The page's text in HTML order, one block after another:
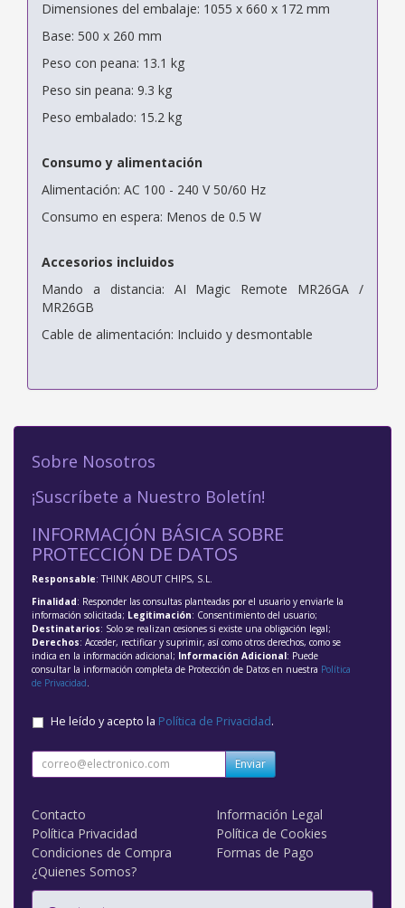
Dimensiones del embalaje: 1055 x 660 x 172 mm
Base: 500 x 260 mm
Peso con peana: 13.1 kg
Peso sin peana: 9.3 kg
Peso embalado: 15.2 kg
Consumo y alimentación
Alimentación: AC 100 - 240 V 50/60 Hz
Consumo en espera: Menos de 0.5 W
Accesorios incluidos
Mando a distancia: AI Magic Remote MR26GA /
MR26GB
Cable de alimentación: Incluido y desmontable
Sobre Nosotros
¡Suscríbete a Nuestro Boletín!
INFORMACIÓN BÁSICA SOBRE
PROTECCIÓN DE DATOS
Responsable: THINK ABOUT CHIPS, S.L.
Finalidad: Responder las consultas planteadas por el usuario y enviarle la
información solicitada; Legitimación: Consentimiento del usuario;
Destinatarios: Solo se realizan cesiones si existe una obligación legal;
Derechos: Acceder, rectificar y suprimir, así como otros derechos, como se
indica en la información adicional; Información Adicional: Puede
consultar la información completa de Protección de Datos en nuestra Política
de Privacidad
He leído y acepto la Política de Privacidad.
Enviar
Contacto
Información Legal
Política Privacidad
Política de Cookies
Condiciones de Compra
Formas de Pago
¿Quienes Somos?